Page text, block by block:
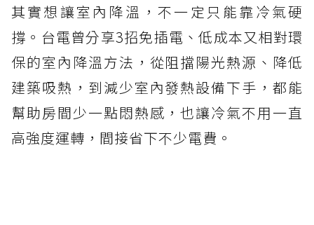
其實想讓室內降溫，不一定只能靠冷氣硬
撐。台電曾分享3招免插電、低成本又相對環
保的室內降溫方法，從阻擋陽光熱源、降低
建築吸熱，到減少室內發熱設備下手，都能
幫助房間少一點悶熱感，也讓冷氣不用一直
高強度運轉，間接省下不少電費。